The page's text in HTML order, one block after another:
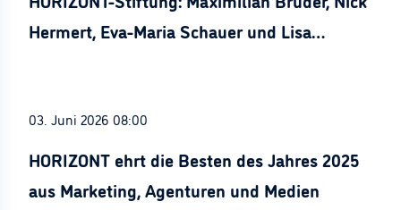
Hermert, Eva-Maria Schauer und Lisa
03. Juni 2026 08:00
HORIZONT ehrt die Besten des Jahres 2025
aus Marketing, Agenturen und Medien